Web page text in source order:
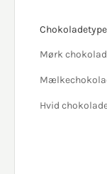
Chokoladetype
Mørk
Hvid